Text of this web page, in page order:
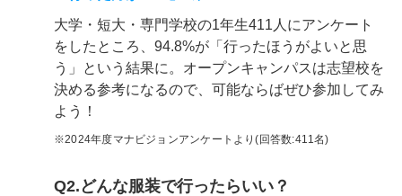
大学・短大・専門学校の1年生411人にアンケート
をしたところ、94.8%が「行ったほうがよいと思
う」という結果に。オープンキャンパスは志望校を
決める参考になるので、可能ならばぜひ参加してみ
よう！
※2024年度マナビジョンアンケートより(回答数:411名)
Q2.どんな服装で行ったらいい？